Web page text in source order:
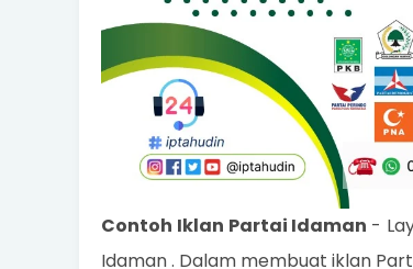
Contoh Iklan Partai Idaman -
Idaman . Dalam membuat iklan